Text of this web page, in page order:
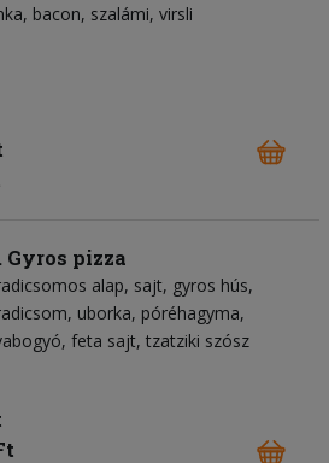
bacon szalámi virsli
Gyros pizza
alap sajt gyros hús
uborka póréhagyma
feta sajt tzatziki szósz